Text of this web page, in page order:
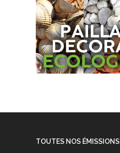
TOUTES NOS ÉMISSIONS